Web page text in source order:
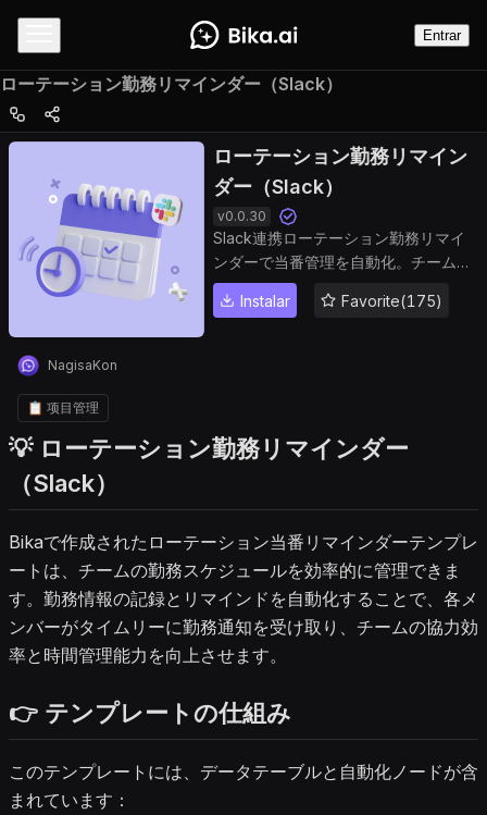
Entrar
ローテーション勤務リマインダー（Slack）
ローテーション勤務リマイン
ダー（Slack）
v0.0.30
Slack連携ローテーション勤務リマイ
ンダーで当番管理を自動化。チームの
シフト表作成・勤務通知・当番リマイ
ンドを効率化し、手動作業を削減。
Instalar Favorite(175)
NagisaKon
📋 项目管理
💡 ローテーション勤務リマインダー
（Slack）
Bikaで作成されたローテーション当番リマインダーテンプレ
ートは、チームの勤務スケジュールを効率的に管理できま
す。勤務情報の記録とリマインドを自動化することで、各メ
ンバーがタイムリーに勤務通知を受け取り、チームの協力効
率と時間管理能力を向上させます。
👉 テンプレートの仕組み
このテンプレートには、データテーブルと自動化ノードが含
まれています：